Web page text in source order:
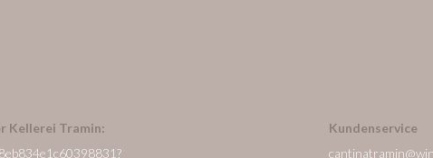
Kellerei Tramin:
Kundenservice